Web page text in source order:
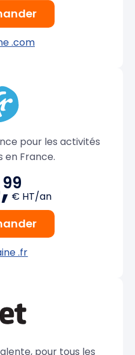
.com
pour les activités
en France.
99
€ HT/an
.fr
pour tous les